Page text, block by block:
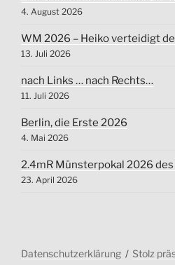
4. August 2026
WM 2026 – Heiko verteidigt
13. Juli 2026
nach Links … nach Rechts…
11. Juli 2026
Berlin, die Erste 2026
4. Mai 2026
2.4mR Münsterpokal 2026 des
23. April 2026
Datenschutzerklärung Stolz